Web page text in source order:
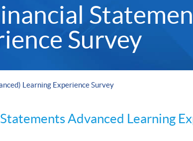
Survey
Learning Experience Survey
Advanced Learning